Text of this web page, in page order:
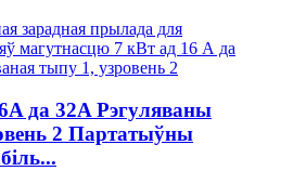
да 32A Рэгуляваны
2 Партатыўны